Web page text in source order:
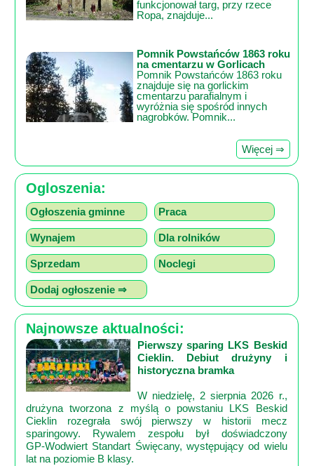
funkcjonował targ, przy rzece
Ropa, znajduje...
Pomnik Powstańców 1863 roku
na cmentarzu w Gorlicach
Pomnik Powstańców 1863 roku
znajduje się na gorlickim
cmentarzu parafialnym i
wyróżnia się spośród innych
nagrobków. Pomnik...
Więcej ⇒
Ogloszenia:
Ogłoszenia gminne Praca
Wynajem Dla rolników
Sprzedam Noclegi
Dodaj ogłoszenie ⇒
Najnowsze aktualności:
Pierwszy sparing LKS Beskid
Cieklin. Debiut drużyny i
historyczna bramka
W niedzielę, 2 sierpnia 2026 r.,
drużyna tworzona z myślą o powstaniu LKS Beskid
Cieklin rozegrała swój pierwszy w historii mecz
sparingowy. Rywalem zespołu był doświadczony
GP‑Wodwiert Standart Święcany, występujący od wielu
lat na poziomie B klasy.